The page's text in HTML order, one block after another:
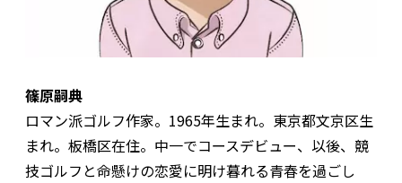
篠原嗣典
ロマン派ゴルフ作家。1965年生まれ。東京都文京区生
まれ。板橋区在住。中一でコースデビュー、以後、競
技ゴルフと命懸けの恋愛に明け暮れる青春を過ごし